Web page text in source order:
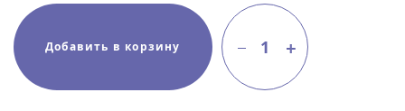
Добавить в корзину 1